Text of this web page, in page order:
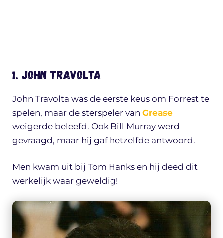
1. John Travolta
John Travolta was de eerste keus om Forrest te
spelen, maar de sterspeler van Grease
weigerde beleefd. Ook Bill Murray werd
gevraagd, maar hij gaf hetzelfde antwoord.
Men kwam uit bij Tom Hanks en hij deed dit
werkelijk waar geweldig!